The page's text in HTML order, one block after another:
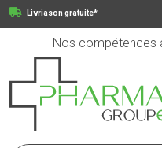
Livriason gratuite*
Nos compétences
Pharmagroupe Votre